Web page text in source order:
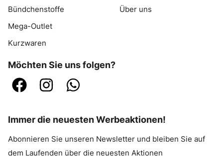
Bündchenstoffe
Mega-Outlet
Kurzwaren
Über uns
Möchten Sie uns folgen?
Immer die neuesten Werbeaktionen!
Abonnieren Sie unseren Newsletter und bleiben Sie auf
dem Laufenden über die neuesten Aktionen